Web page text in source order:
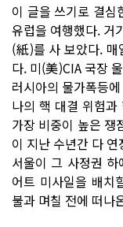
이 글을 쓰기로 결심
유럽을 여행했다. 거
(紙)를 사 보았다. 매
다. 미(美)CIA 국장
러시아의 물가폭등
나의 핵 대결 위험
가장 비중이 높은 쟁
이 지난 수년간 다
서울이 그 사정권
어트 미사일을 배치
불과 며칠 전에 떠나